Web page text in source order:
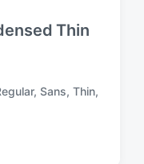
Thin
, Sans, Thin,